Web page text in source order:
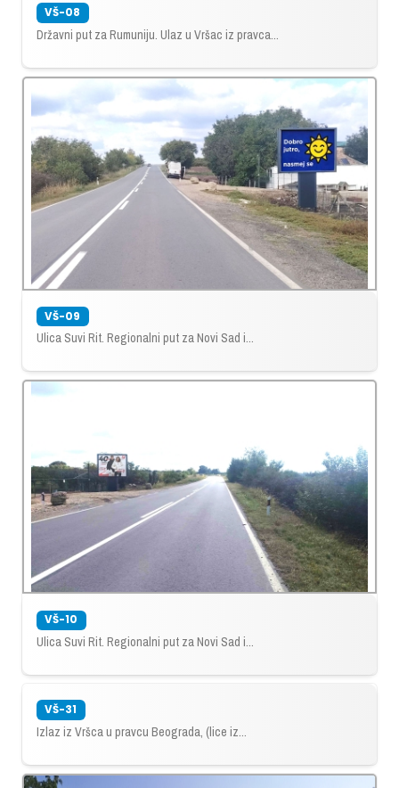
VŠ-08
Državni put za Rumuniju. Ulaz u Vršac iz pravca...
VŠ-09
Ulica Suvi Rit. Regionalni put za Novi Sad i...
VŠ-10
Ulica Suvi Rit. Regionalni put za Novi Sad i...
VŠ-31
Izlaz iz Vršca u pravcu Beograda, (lice iz...